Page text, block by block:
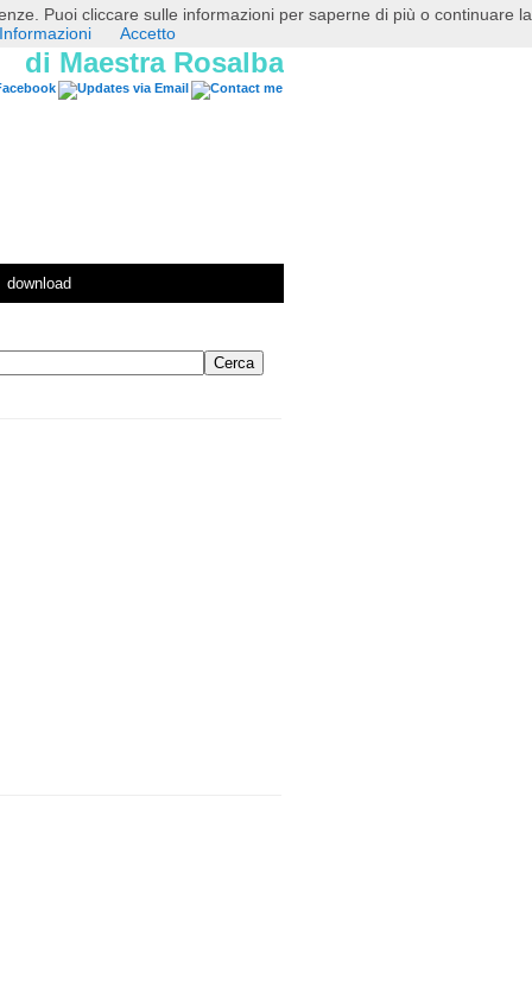
di Maestra Rosalba
download
Puoi cliccare sulle informazioni per saperne di più o continuare la
Accetto